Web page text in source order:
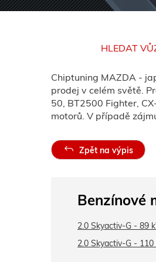
HLEDAT
Chiptuning MAZDA -
prodej v celém světě.
50, BT2500 Fighter,
motorů. V případě
Zpět na výpis
Benzínové
2.0 Skyactiv-G - 89
2.0 Skyactiv-G -